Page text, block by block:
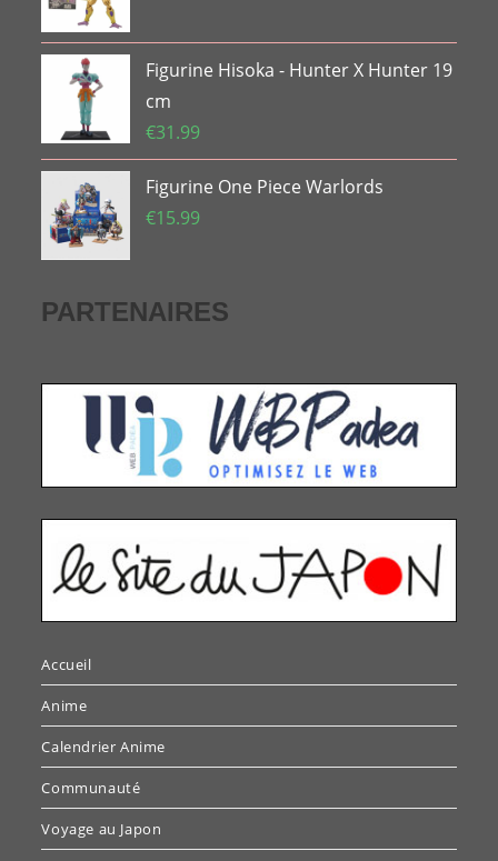
Figurine Hisoka - Hunter X Hunter 19
cm
€31.99
Figurine One Piece Warlords
€15.99
PARTENAIRES
Accueil
Anime
Calendrier Anime
Communauté
Voyage au Japon